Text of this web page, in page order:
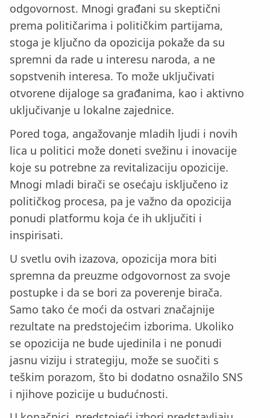
odgovornost. Mnogi građani su skeptični
prema političarima i političkim partijama,
stoga je ključno da opozicija pokaže da su
spremni da rade u interesu naroda, a ne
sopstvenih interesa. To može uključivati
otvorene dijaloge sa građanima, kao i aktivno
uključivanje u lokalne zajednice.
Pored toga, angažovanje mladih ljudi i novih
lica u politici može doneti svežinu i inovacije
koje su potrebne za revitalizaciju opozicije.
Mnogi mladi birači se osećaju isključeno iz
političkog procesa, pa je važno da opozicija
ponudi platformu koja će ih uključiti i
inspirisati.
U svetlu ovih izazova, opozicija mora biti
spremna da preuzme odgovornost za svoje
postupke i da se bori za poverenje birača.
Samo tako će moći da ostvari značajnije
rezultate na predstojećim izborima. Ukoliko
se opozicija ne bude ujedinila i ne ponudi
jasnu viziju i strategiju, može se suočiti s
teškim porazom, što bi dodatno osnažilo SNS
i njihove pozicije u budućnosti.